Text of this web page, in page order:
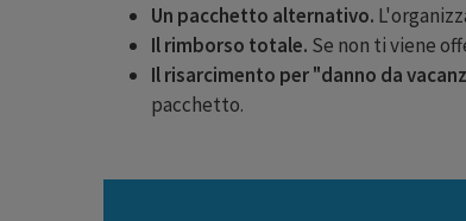
Un pacchetto alternativo.
Il rimborso totale. Se non ti viene
Il risarcimento per "danno da
pacchetto.